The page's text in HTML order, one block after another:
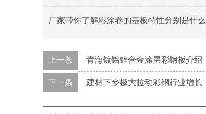
厂家带你了解彩涂卷的基板特性分别是什么
上一条 青海镀铝锌合金涂层彩钢板介绍
下一条 建材下乡极大拉动彩钢行业增长